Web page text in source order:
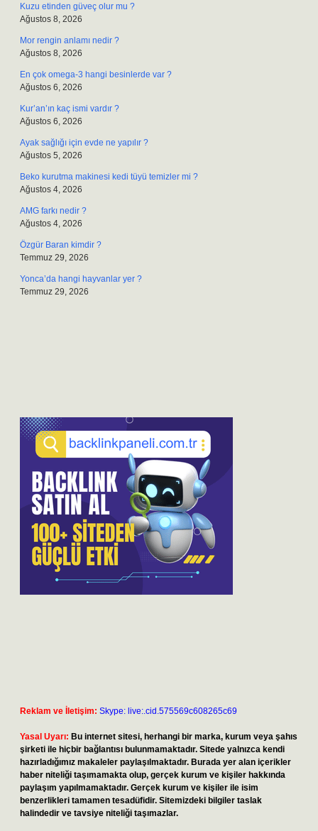
Kuzu etinden güveç olur mu ?
Ağustos 8, 2026
Mor rengin anlamı nedir ?
Ağustos 8, 2026
En çok omega-3 hangi besinlerde var ?
Ağustos 6, 2026
Kur’an’ın kaç ismi vardır ?
Ağustos 6, 2026
Ayak sağlığı için evde ne yapılır ?
Ağustos 5, 2026
Beko kurutma makinesi kedi tüyü temizler mi ?
Ağustos 4, 2026
AMG farkı nedir ?
Ağustos 4, 2026
Özgür Baran kimdir ?
Temmuz 29, 2026
Yonca’da hangi hayvanlar yer ?
Temmuz 29, 2026
Reklam ve İletişim: Skype: live:.cid.575569c608265c69
Yasal Uyarı: Bu internet sitesi, herhangi bir marka, kurum veya şahıs
şirketi ile hiçbir bağlantısı bulunmamaktadır. Sitede yalnızca kendi
hazırladığımız makaleler paylaşılmaktadır. Burada yer alan içerikler
haber niteliği taşımamakta olup, gerçek kurum ve kişiler hakkında
paylaşım yapılmamaktadır. Gerçek kurum ve kişiler ile isim
benzerlikleri tamamen tesadüfidir. Sitemizdeki bilgiler taslak
halindedir ve tavsiye niteliği taşımazlar.